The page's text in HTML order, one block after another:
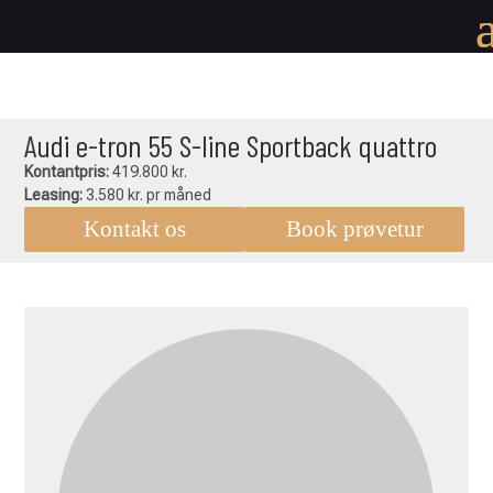
Audi e-tron 55 S-line Sportback quattro
Kontantpris:419.800 kr.
Leasing:3.580 kr. pr måned
Kontakt os Book prøvetur
tron
55
S-